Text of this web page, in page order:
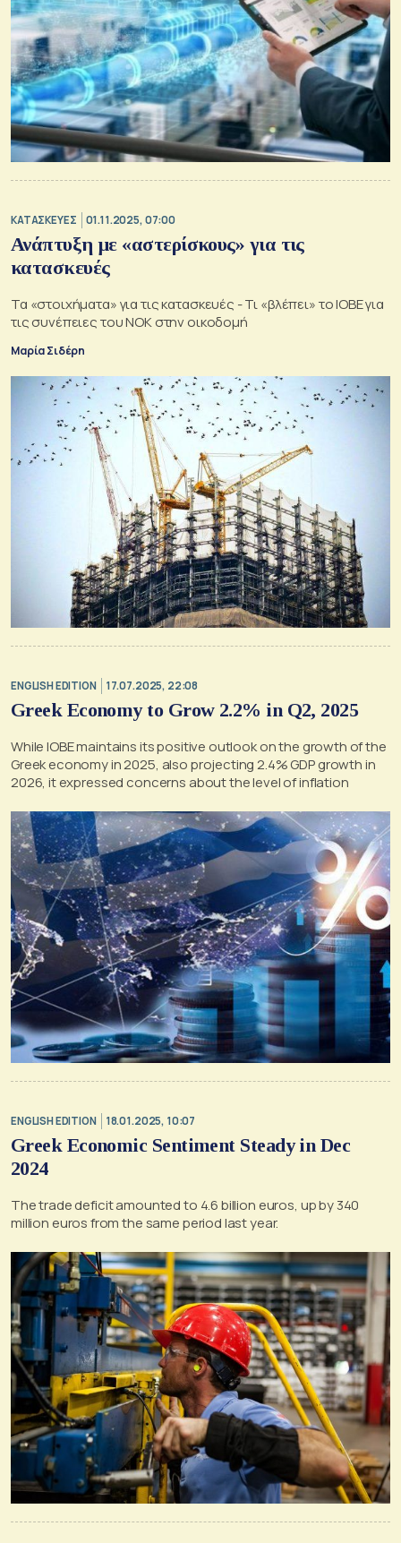
ΚΑΤΑΣΚΕΥΕΣ 01.11.2025, 07:00
Ανάπτυξη με «αστερίσκους» για τις
κατασκευές
Τα «στοιχήματα» για τις κατασκευές - Τι «βλέπει» το ΙΟΒΕ για
τις συνέπειες του ΝΟΚ στην οικοδομή
Μαρία Σιδέρη
ENGLISH EDITION 17.07.2025, 22:08
Greek Economy to Grow 2.2% in Q2, 2025
While IOBE maintains its positive outlook on the growth of the
Greek economy in 2025, also projecting 2.4% GDP growth in
2026, it expressed concerns about the level of inflation
ENGLISH EDITION 18.01.2025, 10:07
Greek Economic Sentiment Steady in Dec
2024
The trade deficit amounted to 4.6 billion euros, up by 340
million euros from the same period last year.